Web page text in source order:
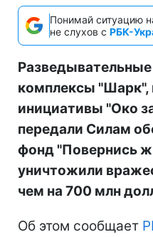
Понимай ситуацию
не слухов с РБК-
комплексы "Шарк",
инициативы "Око
передали Силам
фонд "Повернись
уничтожили
чем на 700 млн
Об этом сообщает